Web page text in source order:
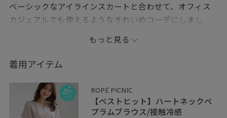
ベーシックなアイラインスカートと合わせて、オフィス
カジュアルでも使えるようなきれいめコーデにしまし
もっと見る
着用アイテム
ROPÉ PICNIC
【ベストヒット】ハートネックペ
プラムブラウス/接触冷感